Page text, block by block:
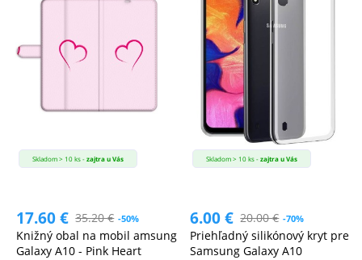
Skladom > 10 ks -zajtra u Vás
17.60€ 35.20€ -50%
Knižný obal na mobil amsung
Galaxy A10 - Pink Heart
Skladom > 10 ks -zajtra u Vás
6.00€ 20.00€ -70%
Priehľadný silikónový kryt pre
Samsung Galaxy A10